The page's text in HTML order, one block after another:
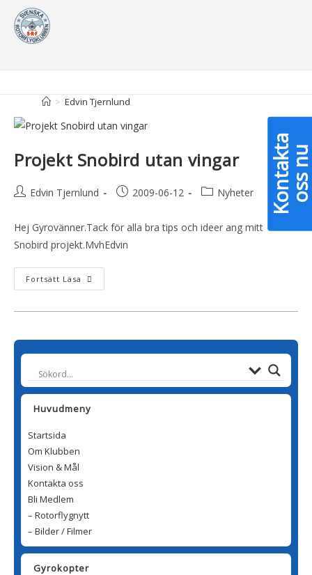
> Edvin Tjernlund
Projekt Snobird utan vingar
Edvin Tjernlund 2009-06-12 Nyheter
Hej Gyrovänner.Tack för alla bra tips och ideer ang mitt
Snobird projekt.MvhEdvin
Fortsätt Läsa
Huvudmeny
Startsida
Om Klubben
Vision & Mål
Kontakta oss
Bli Medlem
– Rotorflygnytt
– Bilder / Filmer
Gyrokopter
K
o
n
t
a
k
a
o
s
s
n